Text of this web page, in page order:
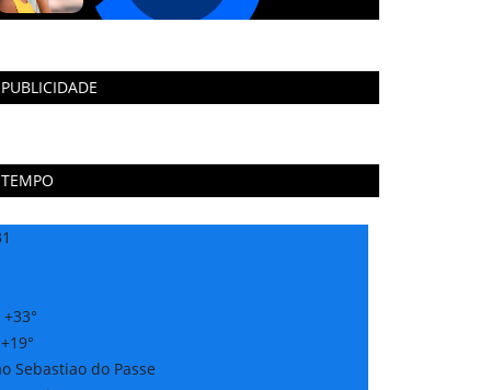
PUBLICIDADE
TEMPO
+33°
+19°
Sebastiao do Passe